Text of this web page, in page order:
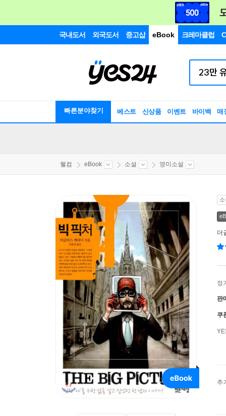
국내도서 외국도서 중고샵 eBook 크레마클럽
빠른분야찾기 베스트 신상품 이벤트 바이백 매
웰컴 eBook 소설 영미소설
더
정
판
쿠
추